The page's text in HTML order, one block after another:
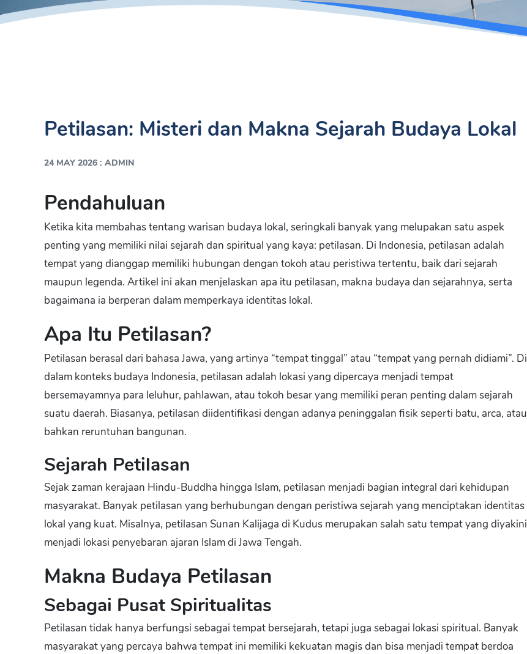
Petilasan: Misteri dan Makna Sejarah Budaya Lokal
24 MAY 2026 : ADMIN
Pendahuluan
Ketika kita membahas tentang warisan budaya lokal, seringkali banyak yang melupakan satu aspek
penting yang memiliki nilai sejarah dan spiritual yang kaya: petilasan. Di Indonesia, petilasan adalah
tempat yang dianggap memiliki hubungan dengan tokoh atau peristiwa tertentu, baik dari sejarah
maupun legenda. Artikel ini akan menjelaskan apa itu petilasan, makna budaya dan sejarahnya, serta
bagaimana ia berperan dalam memperkaya identitas lokal.
Apa Itu Petilasan?
Petilasan berasal dari bahasa Jawa, yang artinya “tempat tinggal” atau “tempat yang pernah didiami”. Di
dalam konteks budaya Indonesia, petilasan adalah lokasi yang dipercaya menjadi tempat
bersemayamnya para leluhur, pahlawan, atau tokoh besar yang memiliki peran penting dalam sejarah
suatu daerah. Biasanya, petilasan diidentifikasi dengan adanya peninggalan fisik seperti batu, arca, atau
bahkan reruntuhan bangunan.
Sejarah Petilasan
Sejak zaman kerajaan Hindu-Buddha hingga Islam, petilasan menjadi bagian integral dari kehidupan
masyarakat. Banyak petilasan yang berhubungan dengan peristiwa sejarah yang menciptakan identitas
lokal yang kuat. Misalnya, petilasan Sunan Kalijaga di Kudus merupakan salah satu tempat yang diyakini
menjadi lokasi penyebaran ajaran Islam di Jawa Tengah.
Makna Budaya Petilasan
Sebagai Pusat Spiritualitas
Petilasan tidak hanya berfungsi sebagai tempat bersejarah, tetapi juga sebagai lokasi spiritual. Banyak
masyarakat yang percaya bahwa tempat ini memiliki kekuatan magis dan bisa menjadi tempat berdoa